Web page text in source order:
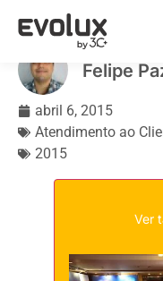
Call Center
Felipe
abril 6, 2015
Atendimento ao
2015
Ver